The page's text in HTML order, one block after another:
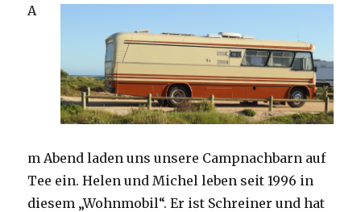
A
m Abend laden uns unsere Campnachbarn auf
Tee ein. Helen und Michel leben seit 1996 in
diesem „Wohnmobil“. Er ist Schreiner und hat